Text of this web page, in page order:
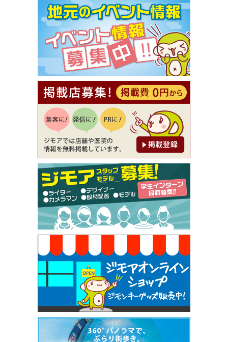
【ジモア限定①】初回割引 特価 VIO脱毛11,000円
⇒8,800円（メンズ専門ワックス脱毛サロン Mickle
（ミックル））
[有効期限]2026年9月30日
【ジモア読者特典2】コース 3,500円→3,000円（料
理5品+2時間飲み放題）（創作イタリアン Pia Cu
ore（ピアクオーレ））
[有効期限]2026年9月30日
【ジモア読者特典1】料理全品20％OFF ※18時以
降（創作イタリアン Pia Cuore（ピアクオーレ））
[有効期限]2026年9月30日
【ジモア限定②】初回割引 特価 鼻毛脱毛 半額 2,2
00円⇒1,100円（メンズ専門ワックス脱毛サロン Mi
ckle（ミックル））
[有効期限]2026年9月30日
【ジモア限定特典①】まつ毛カール 3,850円→ 2,7
50円（Premiere（プルミエール））
[有効期限]2026年9月30日
焼き餃子 一皿サービス（餃子酒場たっちゃん 西
早稲田店）
[有効期限]2026年9月30日